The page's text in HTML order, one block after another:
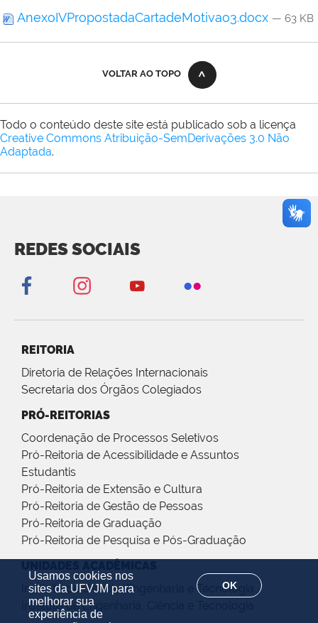
Usamos cookies nos
sites da UFVJM para
melhorar sua
experiência de
OK
AnexoIVPropostadaCartadeMotivao3.docx — 63 KB
VOLTAR AO TOPO
Todo o conteúdo deste site está publicado sob a licença
Creative Commons Atribuição-SemDerivações 3.0 Não
Adaptada.
REDES SOCIAIS
REITORIA
Diretoria de Relações Internacionais
Secretaria dos Órgãos Colegiados
PRÓ-REITORIAS
Coordenação de Processos Seletivos
Pró-Reitoria de Acessibilidade e Assuntos
Estudantis
Pró-Reitoria de Extensão e Cultura
Pró-Reitoria de Gestão de Pessoas
Pró-Reitoria de Graduação
Pró-Reitoria de Pesquisa e Pós-Graduação
Instituto de Ciência, Engenharia e Tecnologia
Instituto de Engenharia, Ciência e Tecnologia